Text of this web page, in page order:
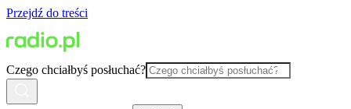
Przejdź do treści
Czego chciałbyś posłuchać?